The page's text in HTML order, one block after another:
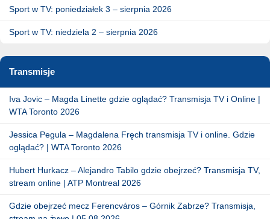
Sport w TV: poniedziałek 3 – sierpnia 2026
Sport w TV: niedziela 2 – sierpnia 2026
Transmisje
Iva Jovic – Magda Linette gdzie oglądać? Transmisja TV i Online |
WTA Toronto 2026
Jessica Pegula – Magdalena Fręch transmisja TV i online. Gdzie
oglądać? | WTA Toronto 2026
Hubert Hurkacz – Alejandro Tabilo gdzie obejrzeć? Transmisja TV,
stream online | ATP Montreal 2026
Gdzie obejrzeć mecz Ferencváros – Górnik Zabrze? Transmisja,